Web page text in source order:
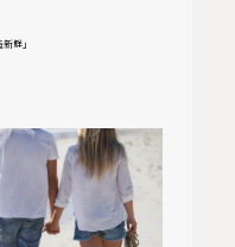
鮮」